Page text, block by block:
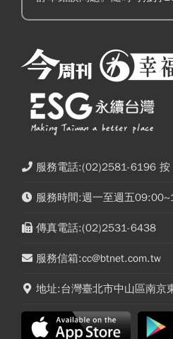
服務電話:(02)2581-6196 按
服務時間:週一至週五
傳真電話:(02)2531-6438
服務信箱:cc@btnet.com.tw
地址:台灣臺北市中山區南京